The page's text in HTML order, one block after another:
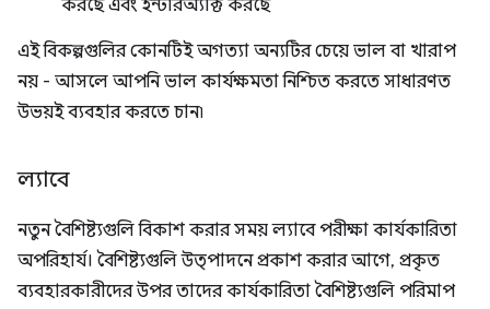
করছে এবং ইন্টারঅ্যাক্ট করছে
এই বিকল্পগুলির কোনটিই অগত্যা অন্যটির চেয়ে ভাল বা খারাপ
নয় - আসলে আপনি ভাল কার্যক্ষমতা নিশ্চিত করতে সাধারণত
উভয়ই ব্যবহার করতে চান৷
ল্যাবে
নতুন বৈশিষ্ট্যগুলি বিকাশ করার সময় ল্যাবে পরীক্ষা কার্যকারিতা
অপরিহার্য। বৈশিষ্ট্যগুলি উত্পাদনে প্রকাশ করার আগে, প্রকৃত
ব্যবহারকারীদের উপর তাদের কার্যকারিতা বৈশিষ্ট্যগুলি পরিমাপ